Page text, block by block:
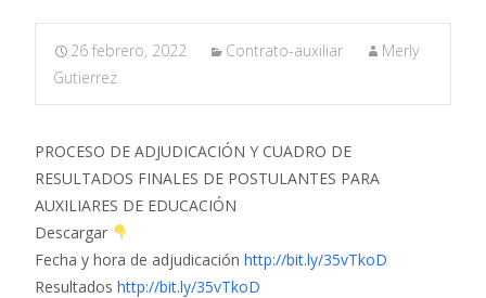
26 febrero, 2022 Contrato-auxiliar
Merly
Gutierrez
PROCESO DE ADJUDICACIÓN Y CUADRO DE
RESULTADOS FINALES DE POSTULANTES PARA
AUXILIARES DE EDUCACIÓN
Descargar
Fecha y hora de adjudicación http://bit.ly/35vTkoD
Resultados http://bit.ly/35vTkoD